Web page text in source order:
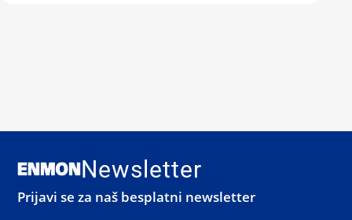
Newsletter
Prijavi se za naš besplatni newsletter